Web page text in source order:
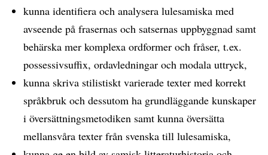
kunna identifiera och analysera lulesamiska med
avseende på frasernas och satsernas uppbyggnad samt
behärska mer komplexa ordformer och fråser, t.ex.
possessivsuffix, ordavledningar och modala uttryck,
kunna skriva stilistiskt varierade texter med korrekt
språkbruk och dessutom ha grundläggande kunskaper
i översättningsmetodiken samt kunna översätta
mellansvåra texter från svenska till lulesamiska,